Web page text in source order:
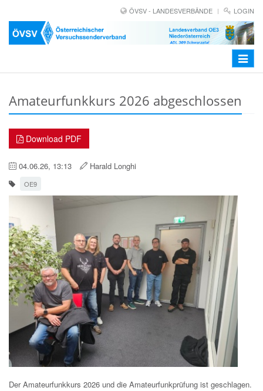
ÖVSV - LANDESVERBÄNDE LOGIN
Toggle
Amateurfunkkurs 2026 abgeschlossen
Download PDF
04.06.26, 13:13 Harald Longhi
OE9
Der Amateurfunkkurs 2026 und die Amateurfunkprüfung ist geschlagen.